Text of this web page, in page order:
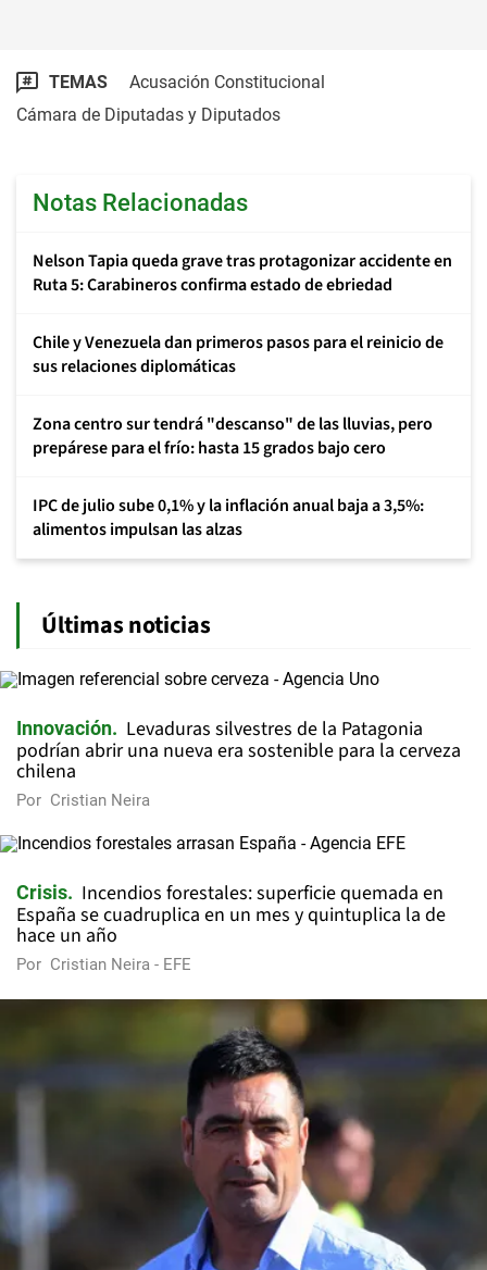
TEMAS
Acusación Constitucional
Cámara de Diputadas y Diputados
Notas Relacionadas
Nelson Tapia queda grave tras protagonizar accidente en
Ruta 5: Carabineros confirma estado de ebriedad
Chile y Venezuela dan primeros pasos para el reinicio de
sus relaciones diplomáticas
Zona centro sur tendrá "descanso" de las lluvias, pero
prepárese para el frío: hasta 15 grados bajo cero
IPC de julio sube 0,1% y la inflación anual baja a 3,5%:
alimentos impulsan las alzas
Últimas noticias
Innovación
Levaduras silvestres de la Patagonia
podrían abrir una nueva era sostenible para la cerveza
chilena
Por Cristian Neira
Crisis
Incendios forestales: superficie quemada en
España se cuadruplica en un mes y quintuplica la de
hace un año
Por Cristian Neira - EFE